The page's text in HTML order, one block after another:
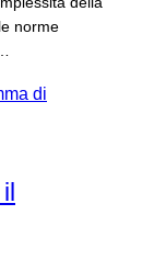
norme